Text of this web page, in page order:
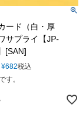
ード（白・厚
プライ【JP-
[SAN]
¥682税込
す。